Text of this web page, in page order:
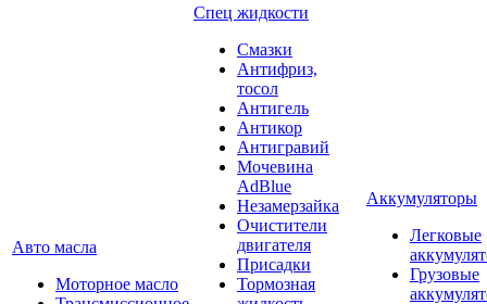
Авто масла
Моторное масло
Спец жидкости
Смазки
Антифриз,
тосол
Антигель
Антикор
Антигравий
Мочевина
AdBlue
Незамерзайка
Очистители
двигателя
Присадки
Тормозная
Аккумуляторы
Легковые
Грузовые